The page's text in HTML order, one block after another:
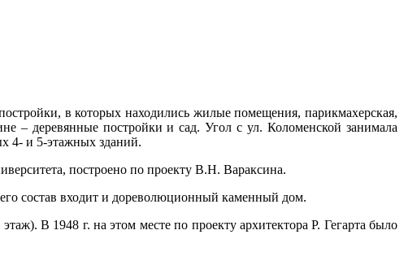
в которых находились жилые помещения, парикмахерская,
– деревянные постройки и сад. Угол с ул. Коломенской занимала
4- и 5-этажных зданий.
построено по проекту В.Н. Вараксина.
состав входит и дореволюционный каменный дом.
В 1948 г. на этом месте по проекту архитектора Р. Гегарта было